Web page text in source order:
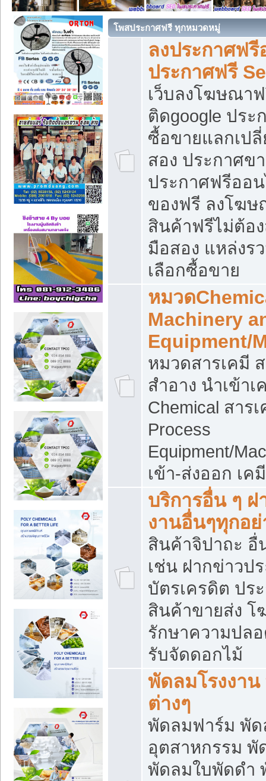
โพสประกาศฟรี ทุกหมวดหมู่
ลงประกาศฟ
ประกาศฟรี
เว็บลงโฆษณา
ติดgoogle ปร
ซื้อขายแลกเป
สอง ประกาศข
ประกาศฟรีออ
ของฟรี ลงโฆ
สินค้าฟรีไม่ต้อ
มือสอง แหล่งร
เลือกซื้อขาย
หมวด
Machinery
Equipment/
หมวดสารเคมี
สำอาง นำเข้
Chemical สาร
Process
Equipment/
เข้า-ส่งออก เ
บริการอื่น ๆ
งานอื่นๆทุกอ
สินค้าจิปาถะ อื่
เช่น ฝากข่าวป
บัตรเครดิต ปร
สินค้าขายส่ง
รักษาความปล
รับจัดดอกไม้
พัดลมโรงงา
ต่างๆ
พัดลมฟาร์ม พัด
อุตสาหกรรม
พัดลมใบพัดดำ